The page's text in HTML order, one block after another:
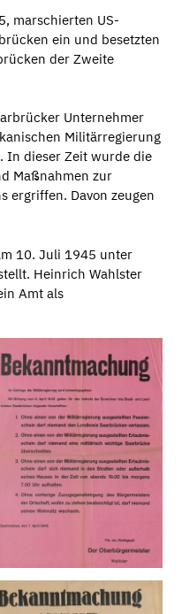
marschierten US-
ein und besetzten
der Zweite
Unternehmer
Militärregierung
In dieser Zeit wurde die
Maßnahmen zur
ergriffen. Davon zeugen
10. Juli 1945 unter
Heinrich Wahlster
Amt als